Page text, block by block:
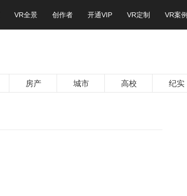
VR全景 创作者 开通VIP VR定制 VR案例
房产 城市 高校 纪实